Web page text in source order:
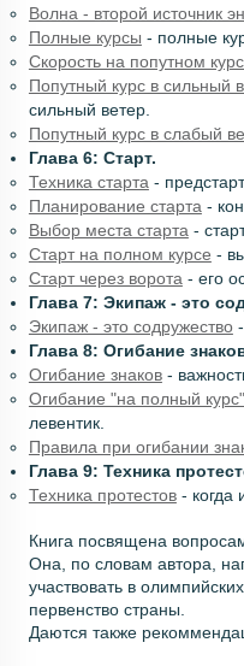
Волна - второй источник
Полные курсы - полные
Скорость на попутном
Попутный курс в сильный
сильный ветер.
Попутный курс в слабый
Глава 6: Старт.
Техника старта -
Планирование старта -
Выбор места старта -
Старт на полном курсе -
Старт через ворота - его
Глава 7: Экипаж - это
Экипаж - это содружество-
Глава 8: Огибание
Огибание знаков-
Огибание "на полный курс"
левентик.
Правила при огибании
Глава 9: Техника
Техника протестов- когда
Книга посвящена
Она, по словам автора,
участвовать в
первенство страны.
Даются также